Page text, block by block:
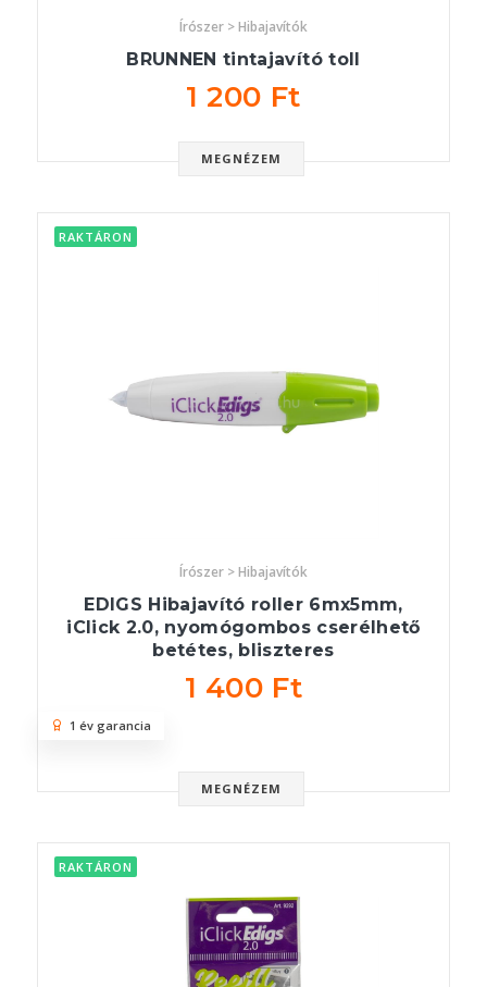
Írószer > Hibajavítók
BRUNNEN tintajavító toll
1 200 Ft
MEGNÉZEM
RAKTÁRON
Írószer > Hibajavítók
EDIGS Hibajavító roller 6mx5mm,
iClick 2.0, nyomógombos cserélhető
betétes, bliszteres
1 400 Ft
MEGNÉZEM
1 év garancia
RAKTÁRON